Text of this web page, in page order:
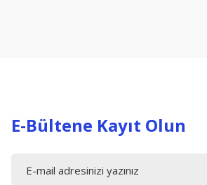
E-Bültene Kayıt Olun